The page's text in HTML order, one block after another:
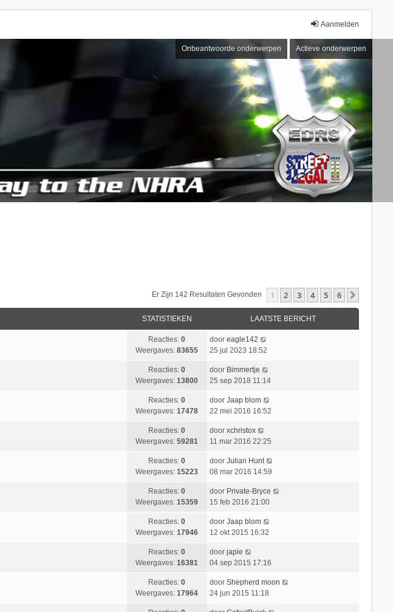
Aanmelden
Onbeantwoorde onderwerpen Actieve onderwerpen
Er Zijn 142 Resultaten Gevonden 1 2 3 4 5 6
STATISTIEKEN LAATSTE BERICHT
Reacties:0
Weergaves:83655
door eagle142
25 jul 2023 18:52
Reacties:0
Weergaves:13800
door Bimmertje
25 sep 2018 11:14
Reacties:0
Weergaves:17478
door Jaap blom
22 mei 2016 16:52
Reacties:0
Weergaves:59281
door xchristox
11 mar 2016 22:25
Reacties:0
Weergaves:15223
door Julian Hunt
08 mar 2016 14:59
Reacties:0
Weergaves:15359
door Private-Bryce
15 feb 2016 21:00
Reacties:0
Weergaves:17946
door Jaap blom
12 okt 2015 16:32
Reacties:0
Weergaves:16381
door japie
04 sep 2015 17:16
Reacties:0
Weergaves:17964
door Shepherd moon
24 jun 2015 11:18